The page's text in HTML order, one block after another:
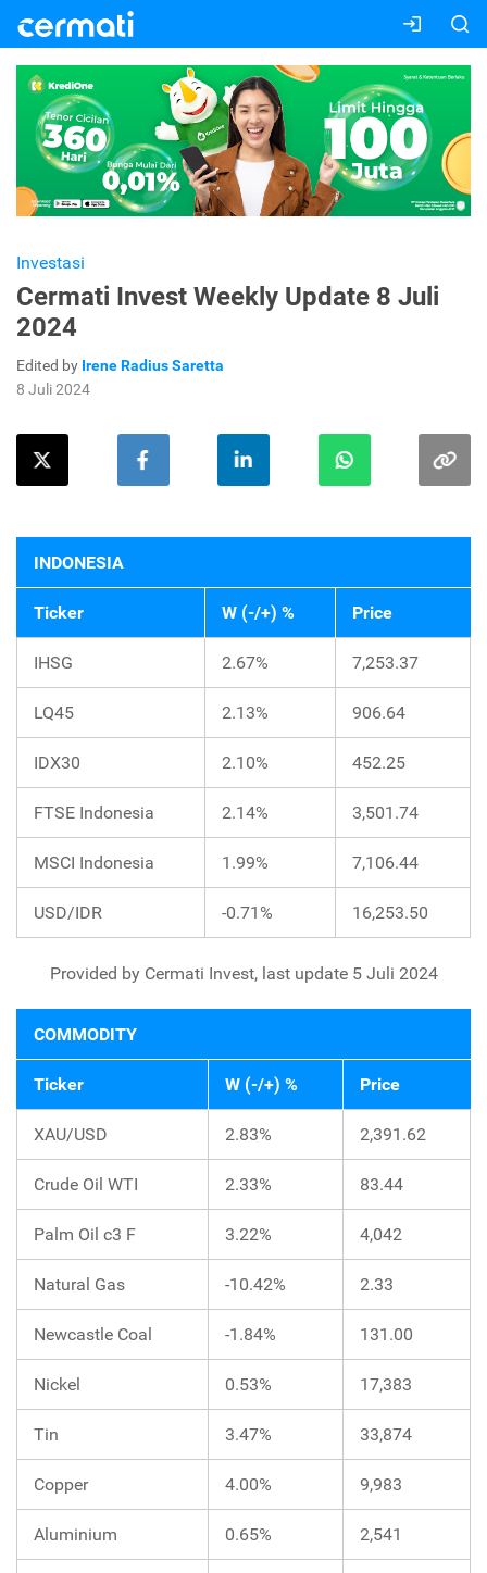
Investasi
Cermati Invest Weekly Update 8 Juli
2024
Edited by Irene Radius Saretta
8 Juli 2024
INDONESIA
Ticker W (-/+) % Price
IHSG 2.67% 7,253.37
LQ45 2.13% 906.64
IDX30 2.10% 452.25
FTSE Indonesia 2.14% 3,501.74
MSCI Indonesia 1.99% 7,106.44
USD/IDR -0.71% 16,253.50
Provided by Cermati Invest, last update 5 Juli 2024
COMMODITY
Ticker W (-/+) % Price
XAU/USD 2.83% 2,391.62
Crude Oil WTI 2.33% 83.44
Palm Oil c3 F 3.22% 4,042
Natural Gas -10.42% 2.33
Newcastle Coal -1.84% 131.00
Nickel 0.53% 17,383
Tin 3.47% 33,874
Copper 4.00% 9,983
Aluminium 0.65% 2,541